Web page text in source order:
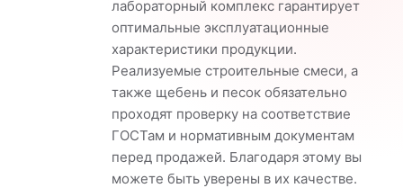
лабораторный комплекс гарантирует
оптимальные эксплуатационные
характеристики продукции.
Реализуемые строительные смеси, а
также щебень и песок обязательно
проходят проверку на соответствие
ГОСТам и нормативным документам
перед продажей. Благодаря этому вы
можете быть уверены в их качестве.